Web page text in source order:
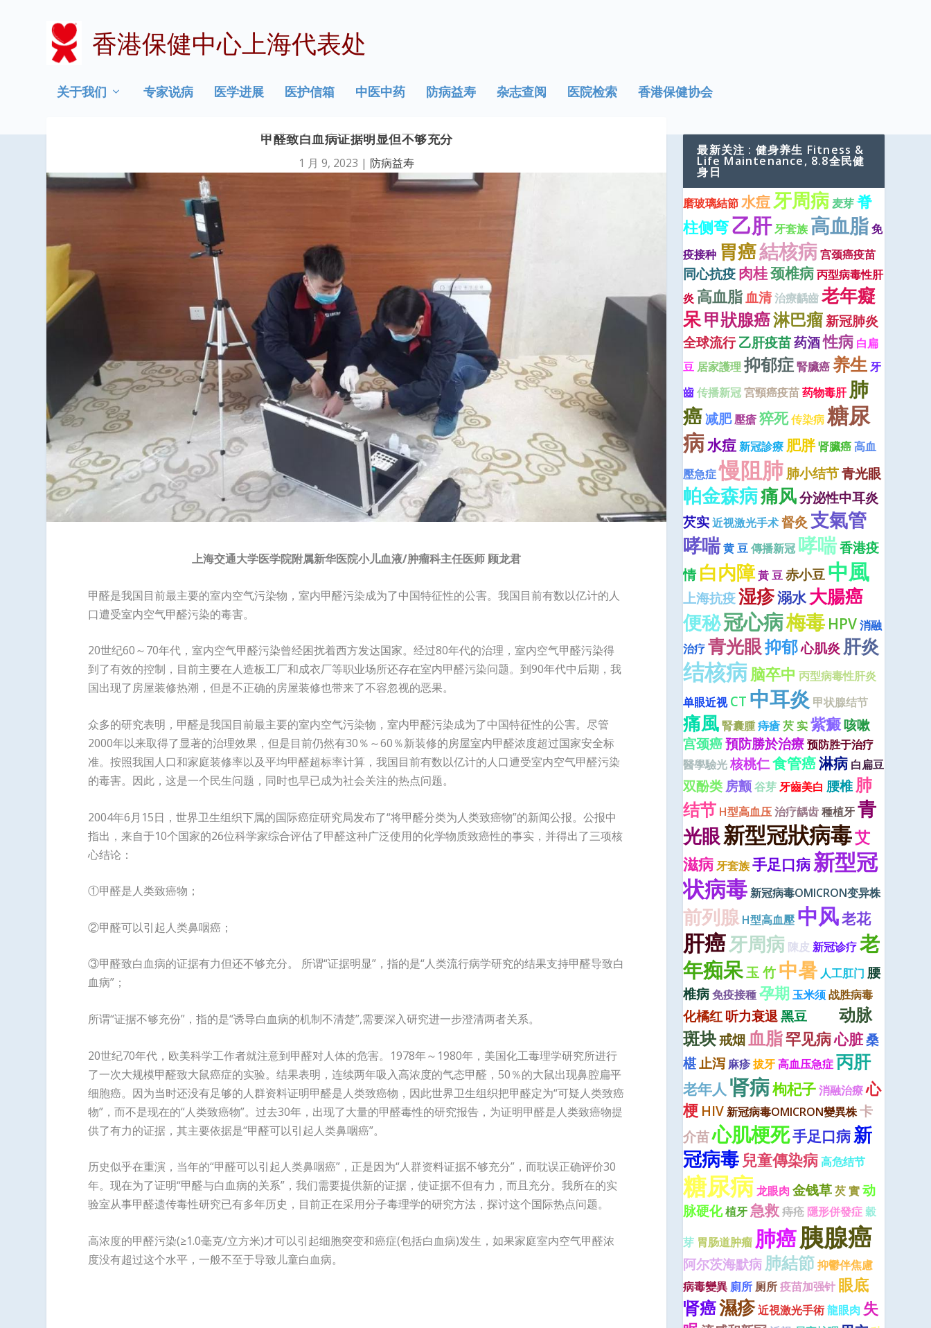
香港保健中心上海代表处
关于我们 专家说病 医学进展 医护信箱 中医中药 防病益寿 杂志查阅 医院检索 香港保健协会
甲醛致白血病证据明显但不够充分
1 月 9, 2023 | 防病益寿
上海交通大学医学院附属新华医院小儿血液/肿瘤科主任医师 顾龙君
甲醛是我国目前最主要的室内空气污染物，室内甲醛污染成为了中国特征性的公害。我国目前有数以亿计的人
口遭受室内空气甲醛污染的毒害。
20世纪60～70年代，室内空气甲醛污染曾经困扰着西方发达国家。经过80年代的治理，室内空气甲醛污染得
到了有效的控制，目前主要在人造板工厂和成衣厂等职业场所还存在室内甲醛污染问题。到90年代中后期，我
国出现了房屋装修热潮，但是不正确的房屋装修也带来了不容忽视的恶果。
众多的研究表明，甲醛是我国目前最主要的室内空气污染物，室内甲醛污染成为了中国特征性的公害。尽管
2000年以来取得了显著的治理效果，但是目前仍然有30％～60％新装修的房屋室内甲醛浓度超过国家安全标
准。按照我国人口和家庭装修率以及平均甲醛超标率计算，我国目前有数以亿计的人口遭受室内空气甲醛污染
的毒害。因此，这是一个民生问题，同时也早已成为社会关注的热点问题。
2004年6月15日，世界卫生组织下属的国际癌症研究局发布了“将甲醛分类为人类致癌物”的新闻公报。公报中
指出，来自于10个国家的26位科学家综合评估了甲醛这种广泛使用的化学物质致癌性的事实，并得出了三项核
心结论：
①甲醛是人类致癌物；
②甲醛可以引起人类鼻咽癌；
③甲醛致白血病的证据有力但还不够充分。 所谓“证据明显”，指的是“人类流行病学研究的结果支持甲醛导致白
血病”；
所谓“证据不够充份”，指的是“诱导白血病的机制不清楚”,需要深入研究进一步澄清两者关系。
20世纪70年代，欧美科学工作者就注意到甲醛对人体的危害。1978年～1980年，美国化工毒理学研究所进行
了一次大规模甲醛致大鼠癌症的实验。结果表明，连续两年吸入高浓度的气态甲醛，50％的大鼠出现鼻腔扁平
细胞癌。因为当时还没有足够的人群资料证明甲醛是人类致癌物，因此世界卫生组织把甲醛定为“可疑人类致癌
物”，而不是现在的“人类致癌物”。过去30年，出现了大量的甲醛毒性的研究报告，为证明甲醛是人类致癌物提
供了有力的证据，其主要依据是“甲醛可以引起人类鼻咽癌”。
历史似乎在重演，当年的“甲醛可以引起人类鼻咽癌”，正是因为“人群资料证据不够充分”，而耽误正确评价30
年。现在为了证明“甲醛与白血病的关系”，我们需要提供新的证据，使证据不但有力，而且充分。我所在的实
验室从事甲醛遗传毒性研究已有多年历史，目前正在采用分子毒理学的研究方法，探讨这个国际热点问题。
高浓度的甲醛污染(≥1.0毫克/立方米)才可以引起细胞突变和癌症(包括白血病)发生，如果家庭室内空气甲醛浓
度没有超过这个水平，一般不至于导致儿童白血病。
最新关注 : 健身养生 Fitness &
Life Maintenance, 8.8全民健
身日
磨玻璃結節水痘牙周病 麦芽脊
柱侧弯乙肝牙套族 高血脂免
疫接种 胃癌結核病宫颈癌疫苗
同心抗疫肉桂颈椎病丙型病毒性肝
炎 高血脂血清治療齲齒老年癡
呆甲狀腺癌淋巴瘤新冠肺炎
全球流行乙肝疫苗药酒性病 白扁
豆 居家護理 抑郁症腎臟癌养生牙
齒传播新冠宮頸癌疫苗药物毒肝 肺
癌减肥壓瘡猝死传染病糖尿
病水痘新冠診療 肥胖肾臟癌高血
壓急症慢阻肺肺小结节青光眼
帕金森病痛风分泌性中耳炎
芡实近视激光手术督灸 支氣管
哮喘黄 豆傳播新冠 哮喘香港疫
情 白内障黃 豆赤小豆中風
上海抗疫湿疹溺水大腸癌
便秘冠心病梅毒 HPV消融
治疗青光眼抑郁心肌炎肝炎
结核病脑卒中 丙型病毒性肝炎
单眼近视 CT 中耳炎 甲状腺结节
痛風腎囊腫痔瘡芡 实紫癜咳嗽
宫颈癌預防勝於治療预防胜于治疗
醫學驗光核桃仁食管癌淋病 白扁豆
双酚类房颤谷芽牙齒美白 腰椎肺
结节 H型高血压治疗龋齿種植牙青
光眼新型冠狀病毒艾
滋病牙套族手足口病新型冠
状病毒新冠病毒OMICRON变异株
前列腺 H型高血壓 中风老花
肝癌牙周病 陳皮 新冠诊疗老
年痴呆玉 竹中暑 人工肛门 腰
椎病免疫接種孕期玉米须战胜病毒
化橘红听力衰退黑豆
动脉
斑块戒烟血脂罕见病心脏桑
椹止泻 麻疹拔牙高血压急症丙肝
老年人 肾病枸杞子消融治療心
梗 HIV新冠病毒OMICRON變異株卡
介苗心肌梗死手足口病新
冠病毒兒童傳染病高危结节
糖尿病龙眼肉 金钱草芡 實动
脉硬化植牙急救痔疮 隱形併發症穀
芽 胃肠道肿瘤肺癌胰腺癌
阿尔茨海默病肺結節抑鬱伴焦慮
病毒變異 廁所 厕所疫苗加强针 眼底
肾癌濕疹近視激光手術龍眼肉 失